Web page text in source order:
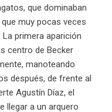
que dominaban
muy pocas veces
primera aparición
centro de Becker
manoteando
después, de frente al
Agustín Díaz, el
llegar a un arquero